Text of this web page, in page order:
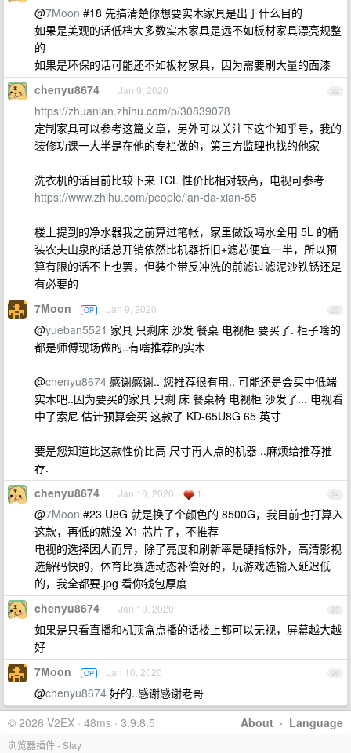
@7Moon #18 先搞清楚你想要实木家具是出于什么目的
如果是美观的话低档大多数实木家具是远不如板材家具漂亮规整
的
如果是环保的话可能还不如板材家具，因为需要刷大量的面漆
22
chenyu8674 Jan 9, 2020
https://zhuanlan.zhihu.com/p/30839078
定制家具可以参考这篇文章，另外可以关注下这个知乎号，我的
装修功课一大半是在他的专栏做的，第三方监理也找的他家
洗衣机的话目前比较下来 TCL 性价比相对较高，电视可参考
https://www.zhihu.com/people/lan-da-xian-55
楼上提到的净水器我之前算过笔帐，家里做饭喝水全用 5L 的桶
装农夫山泉的话总开销依然比机器折旧+滤芯便宜一半，所以预
算有限的话不上也罢，但装个带反冲洗的前滤过滤泥沙铁锈还是
有必要的
23
7Moon OP Jan 9, 2020
@yueban5521 家具 只剩床 沙发 餐桌 电视柜 要买了. 柜子啥的
都是师傅现场做的..有啥推荐的实木
@chenyu8674 感谢感谢.. 您推荐很有用.. 可能还是会买中低端
实木吧..因为要买的家具 只剩 床 餐桌椅 电视柜 沙发了... 电视看
中了索尼 估计预算会买 这款了 KD-65U8G 65 英寸
要是您知道比这款性价比高 尺寸再大点的机器 ..麻烦给推荐推
荐.
24
chenyu8674 Jan 10, 2020 1
@7Moon #23 U8G 就是换了个颜色的 8500G，我目前也打算入
这款，再低的就没 X1 芯片了，不推荐
电视的选择因人而异，除了亮度和刷新率是硬指标外，高清影视
选解码快的，体育比赛选动态补偿好的，玩游戏选输入延迟低
的，我全都要.jpg 看你钱包厚度
25
chenyu8674 Jan 10, 2020
如果是只看直播和机顶盒点播的话楼上都可以无视，屏幕越大越
好
26
7Moon OP Jan 10, 2020
@chenyu8674 好的..感谢感谢老哥
About · Language
© 2026 V2EX · 48ms · 3.9.8.5
浏览器插件 - Stay